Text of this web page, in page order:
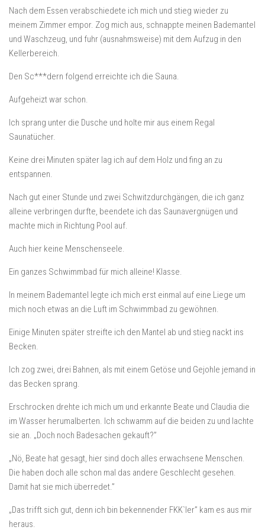
Nach dem Essen verabschiedete ich mich und stieg wieder zu
meinem Zimmer empor. Zog mich aus, schnappte meinen Bademantel
und Waschzeug, und fuhr (ausnahmsweise) mit dem Aufzug in den
Kellerbereich.
Den Sc***dern folgend erreichte ich die Sauna.
Aufgeheizt war schon.
Ich sprang unter die Dusche und holte mir aus einem Regal
Saunatücher.
Keine drei Minuten später lag ich auf dem Holz und fing an zu
entspannen.
Nach gut einer Stunde und zwei Schwitzdurchgängen, die ich ganz
alleine verbringen durfte, beendete ich das Saunavergnügen und
machte mich in Richtung Pool auf.
Auch hier keine Menschenseele.
Ein ganzes Schwimmbad für mich alleine! Klasse.
In meinem Bademantel legte ich mich erst einmal auf eine Liege um
mich noch etwas an die Luft im Schwimmbad zu gewöhnen.
Einige Minuten später streifte ich den Mantel ab und stieg nackt ins
Becken.
Ich zog zwei, drei Bahnen, als mit einem Getöse und Gejohle jemand in
das Becken sprang.
Erschrocken drehte ich mich um und erkannte Beate und Claudia die
im Wasser herumalberten. Ich schwamm auf die beiden zu und lachte
sie an. „Doch noch Badesachen gekauft?”
„Nö, Beate hat gesagt, hier sind doch alles erwachsene Menschen.
Die haben doch alle schon mal das andere Geschlecht gesehen.
Damit hat sie mich überredet.”
„Das trifft sich gut, denn ich bin bekennender FKK`ler” kam es aus mir
heraus.